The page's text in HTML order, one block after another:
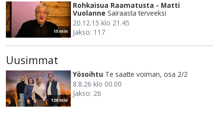
15 min
Rohkaisua Raamatusta - Matti
Vuolanne Sairaasta terveeksi
20.12.15 klo 21.45
Jakso: 117
Uusimmat
120 min
Yösoihtu Te saatte voiman, osa 2/2
8.8.26 klo 00.00
Jakso: 26